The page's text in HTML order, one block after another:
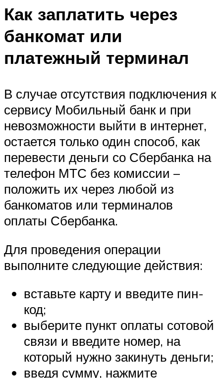
Как заплатить через
банкомат или
платежный терминал
В случае отсутствия подключения к
сервису Мобильный банк и при
невозможности выйти в интернет,
остается только один способ, как
перевести деньги со Сбербанка на
телефон МТС без комиссии –
положить их через любой из
банкоматов или терминалов
оплаты Сбербанка.
Для проведения операции
выполните следующие действия:
вставьте карту и введите пин-
код;
выберите пункт оплаты сотовой
связи и введите номер, на
который нужно закинуть деньги;
введя сумму, нажмите